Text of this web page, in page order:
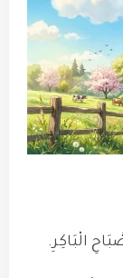
الْبَاكِرِ.